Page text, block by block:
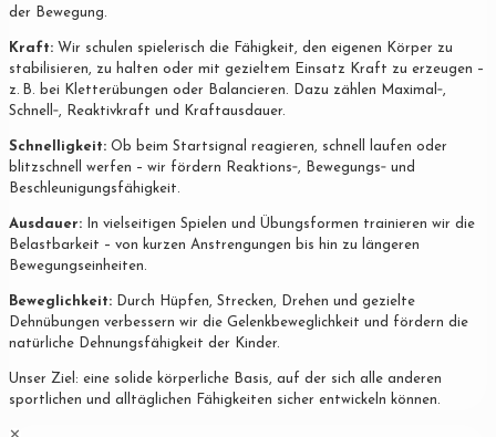
der Bewegung.
Kraft: Wir schulen spielerisch die Fähigkeit, den eigenen Körper zu
stabilisieren, zu halten oder mit gezieltem Einsatz Kraft zu erzeugen –
z. B. bei Kletterübungen oder Balancieren. Dazu zählen Maximal‐,
Schnell‐, Reaktivkraft und Kraftausdauer.
Schnelligkeit: Ob beim Startsignal reagieren, schnell laufen oder
blitzschnell werfen – wir fördern Reaktions‐, Bewegungs‐ und
Beschleunigungsfähigkeit.
Ausdauer: In vielseitigen Spielen und Übungsformen trainieren wir die
Belastbarkeit – von kurzen Anstrengungen bis hin zu längeren
Bewegungseinheiten.
Beweglichkeit: Durch Hüpfen, Strecken, Drehen und gezielte
Dehnübungen verbessern wir die Gelenkbeweglichkeit und fördern die
natürliche Dehnungsfähigkeit der Kinder.
Unser Ziel: eine solide körperliche Basis, auf der sich alle anderen
sportlichen und alltäglichen Fähigkeiten sicher entwickeln können.